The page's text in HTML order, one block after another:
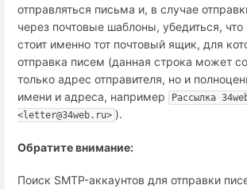
отправляться письма и, в случае
через почтовые шаблоны, убедиться, что
стоит именно тот почтовый ящик, для
отправка писем (данная строка может
только адрес отправителя, но и
имени и адреса, например
Рассылка
<letter@34web.ru> ).
Обратите внимание:
Поиск SMTP-аккаунтов для отправки